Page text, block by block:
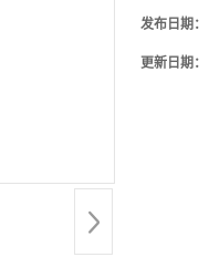
发布日期：
更新日期：